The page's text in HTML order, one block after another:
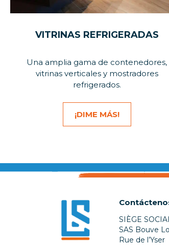
VITRINAS REFRIGERADAS
Una amplia gama de contenedores,
vitrinas verticales y mostradores
refrigerados.
¡DIME MÁS!
SIÈGE
SAS Bouve
Rue de l’Yser